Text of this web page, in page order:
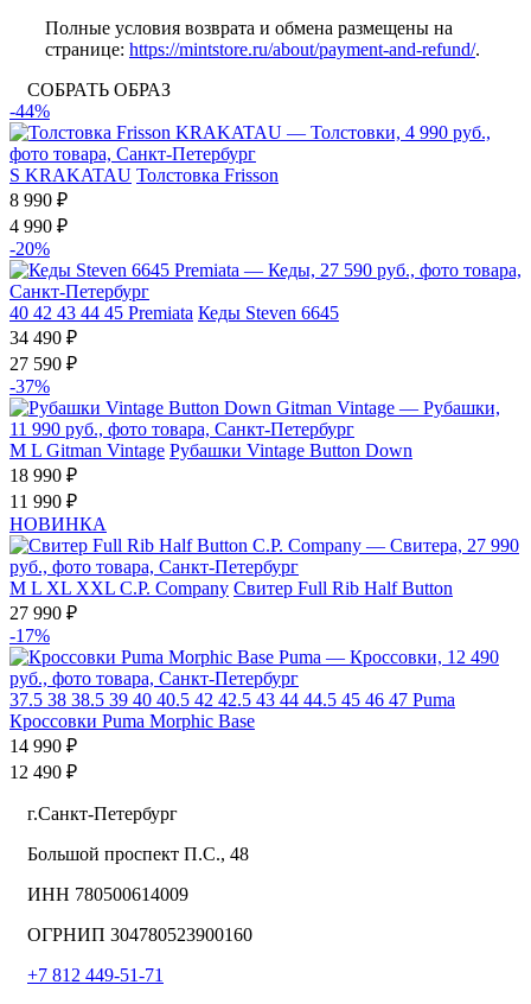
Полные условия возврата и обмена размещены на
странице: https://mintstore.ru/about/payment-and-refund/.
СОБРАТЬ ОБРАЗ
-44%
S KRAKATAU Толстовка Frisson
8 990 ₽
4 990 ₽
-20%
40 42 43 44 45 Premiata Кеды Steven 6645
34 490 ₽
27 590 ₽
-37%
M L Gitman Vintage Рубашки Vintage Button Down
18 990 ₽
11 990 ₽
НОВИНКА
M L XL XXL C.P. Company Свитер Full Rib Half Button
27 990 ₽
-17%
37.5 38 38.5 39 40 40.5 42 42.5 43 44 44.5 45 46 47 Puma
Кроссовки Puma Morphic Base
14 990 ₽
12 490 ₽
г.Санкт-Петербург
Большой проспект П.С., 48
ИНН 780500614009
ОГРНИП 304780523900160
+7 812 449-51-71